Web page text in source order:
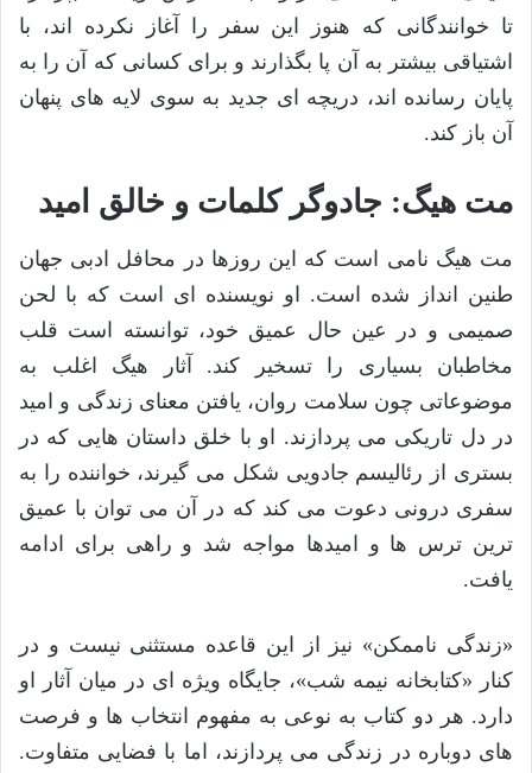
تا خوانندگانی که هنوز این سفر را آغاز نکرده اند، با
اشتیاقی بیشتر به آن پا بگذارند و برای کسانی که آن را به
پایان رسانده اند، دریچه ای جدید به سوی لایه های پنهان
آن باز کند.
مت هیگ: جادوگر کلمات و خالق امید
مت هیگ نامی است که این روزها در محافل ادبی جهان
طنین انداز شده است. او نویسنده ای است که با لحن
صمیمی و در عین حال عمیق خود، توانسته است قلب
مخاطبان بسیاری را تسخیر کند. آثار هیگ اغلب به
موضوعاتی چون سلامت روان، یافتن معنای زندگی و امید
در دل تاریکی می پردازند. او با خلق داستان هایی که در
بستری از رئالیسم جادویی شکل می گیرند، خواننده را به
سفری درونی دعوت می کند که در آن می توان با عمیق
ترین ترس ها و امیدها مواجه شد و راهی برای ادامه
یافت.
«زندگی ناممکن» نیز از این قاعده مستثنی نیست و در
کنار «کتابخانه نیمه شب»، جایگاه ویژه ای در میان آثار او
دارد. هر دو کتاب به نوعی به مفهوم انتخاب ها و فرصت
های دوباره در زندگی می پردازند، اما با فضایی متفاوت.